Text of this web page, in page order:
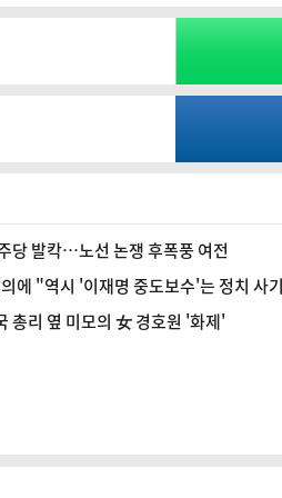
당 발칵…노선 논쟁 후폭풍 여전
에 "역시 '이재명 중도보수'는 정치 사
총리 옆 미모의 女 경호원 '화제'